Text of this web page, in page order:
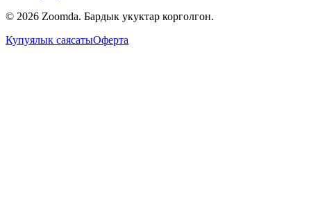
© 2026 Zoomda. Бардык укуктар корголгон.
Купуялык саясатыОферта